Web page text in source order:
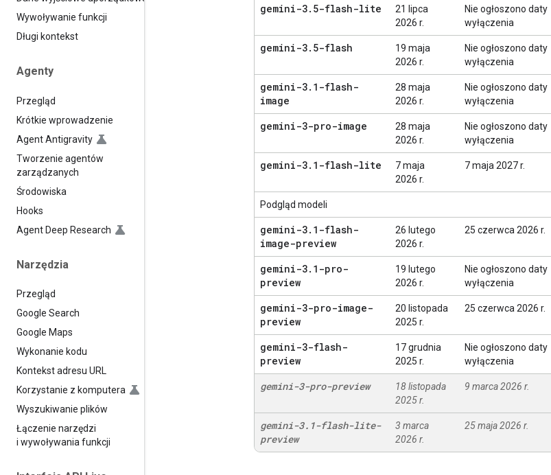
Wywoływanie funkcji
Długi kontekst
Agenty
Przegląd
Krótkie wprowadzenie
Agent Antigravity
Tworzenie agentów
zarządzanych
Środowiska
Hooks
Agent Deep Research
Narzędzia
Przegląd
Google Search
Google Maps
Wykonanie kodu
Kontekst adresu URL
Korzystanie z komputera
Wyszukiwanie plików
Łączenie narzędzi
i wywoływania funkcji
gemini-3. 5-flash-lite
21 lipca
2026 r.
Nie ogłoszono daty
wyłączenia
gemini-3. 5-flash
19 maja
2026 r.
Nie ogłoszono daty
wyłączenia
gemini-3. 1-flash-
image
28 maja
2026 r.
Nie ogłoszono daty
wyłączenia
gemini-3-pro-image
28 maja
2026 r.
Nie ogłoszono daty
wyłączenia
gemini-3. 1-flash-lite
7 maja
2026 r.
7 maja 2027 r.
Podgląd modeli
gemini-3. 1-flash-
image-preview
26 lutego
2026 r.
25 czerwca 2026 r.
gemini-3. 1-pro-
preview
19 lutego
2026 r.
Nie ogłoszono daty
wyłączenia
gemini-3-pro-image-
preview
20 listopada
2025 r.
25 czerwca 2026 r.
gemini-3-flash-
preview
17 grudnia
2025 r.
Nie ogłoszono daty
wyłączenia
gemini-3-pro-preview
18 listopada
2025 r.
9 marca 2026 r.
gemini-3. 1-flash-lite-
preview
3 marca
2026 r.
25 maja 2026 r.